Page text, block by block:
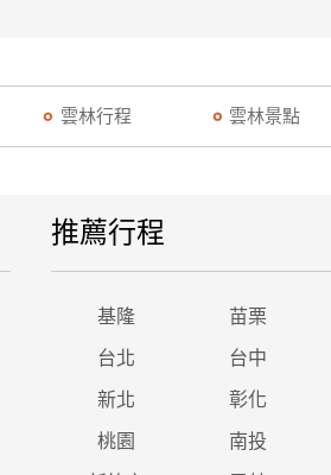
雲林行程 雲林景點
推薦行程
基隆 苗栗
台北 台中
新北 彰化
桃園 南投